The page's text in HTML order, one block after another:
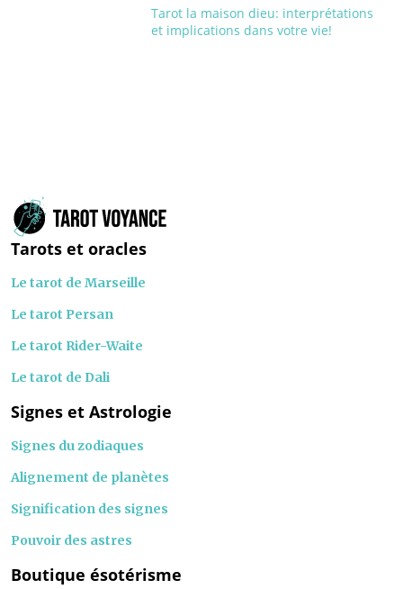
Tarot la maison dieu: interprétations
et implications dans votre vie!
Tarots et oracles
Le tarot de Marseille
Le tarot Persan
Le tarot Rider-Waite
Le tarot de Dali
Signes et Astrologie
Signes du zodiaques
Alignement de planètes
Signification des signes
Pouvoir des astres
Boutique ésotérisme